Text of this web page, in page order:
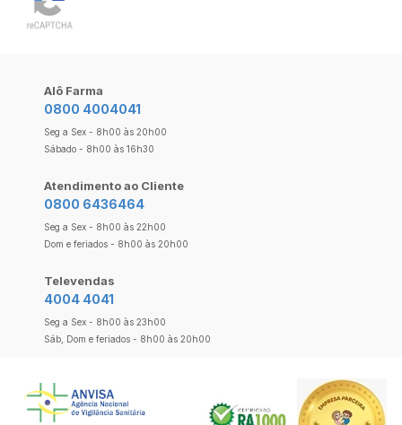
Alô Farma
0800 4004041
Seg a Sex - 8h00 às 20h00
Sábado - 8h00 às 16h30
Atendimento ao Cliente
0800 6436464
Seg a Sex - 8h00 às 22h00
Dom e feriados - 8h00 às 20h00
Televendas
4004 4041
Seg a Sex - 8h00 às 23h00
Sáb, Dom e feriados - 8h00 às 20h00